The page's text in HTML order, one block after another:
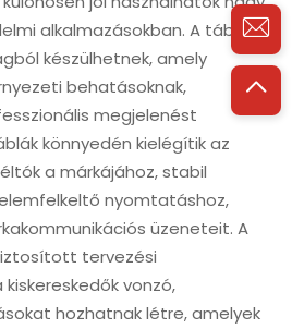
alkalmazásokban. A táblák
készülhetnek, amely
behatásoknak,
megjelenést
könnyedén kielégítik az
a márkájához, stabil
nyomtatáshoz,
üzeneteit. A
tervezési
vonzó,
hozhatnak létre, amelyek